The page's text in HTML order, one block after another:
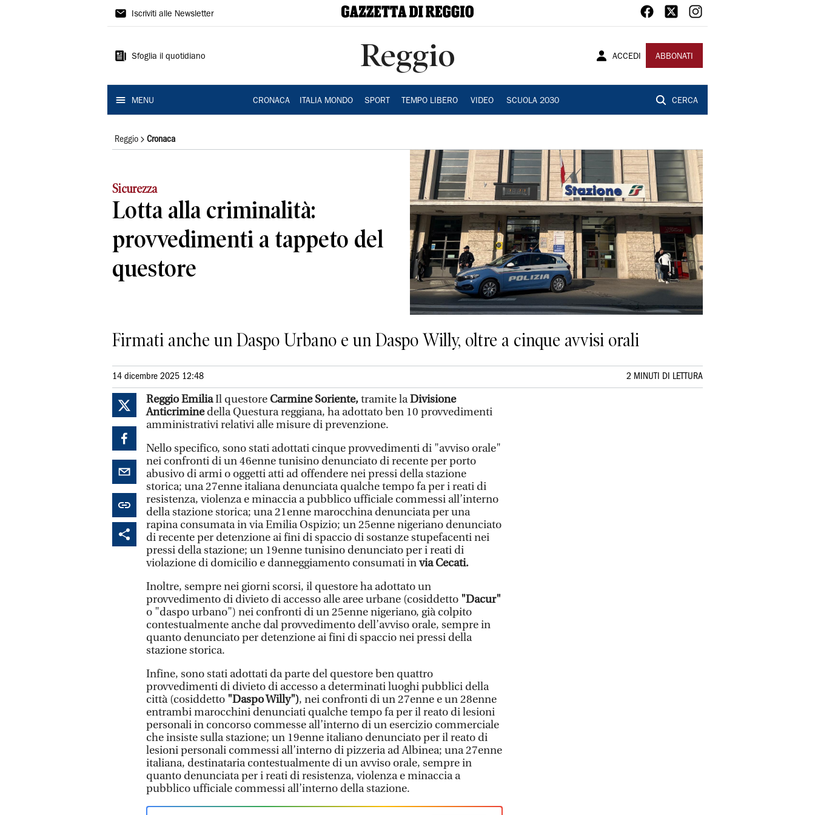
Gazzetta
Reggio
Iscriviti alle Newsletter
Sfoglia il quotidiano Reggio ACCEDI ABBONATI
MENU CRONACA ITALIA MONDO SPORT TEMPO LIBERO VIDEO SCUOLA 2030 CERCA
Reggio Cronaca
Sicurezza
Lotta alla criminalità:
provvedimenti a tappeto del
questore
Firmati anche un Daspo Urbano e un Daspo Willy, oltre a cinque avvisi orali
14 dicembre 2025 12:48 2 MINUTI DI LETTURA
Reggio EmiliaIl questore Carmine Soriente,tramite laDivisione
Anticriminedella Questura reggiana, ha adottato ben 10 provvedimenti
amministrativi relativi alle misure di prevenzione.
Nello specifico, sono stati adottati cinque provvedimenti di "avviso orale"
nei confronti di un 46enne tunisino denunciato di recente per porto
abusivo di armi o oggetti atti ad offendere nei pressi della stazione
storica; una 27enne italiana denunciata qualche tempo fa per i reati di
resistenza, violenza e minaccia a pubblico ufficiale commessi all’interno
della stazione storica; una 21enne marocchina denunciata per una
rapina consumata in via Emilia Ospizio; un 25enne nigeriano denunciato
di recente per detenzione ai fini di spaccio di sostanze stupefacenti nei
pressi della stazione; un 19enne tunisino denunciato per i reati di
violazione di domicilio e danneggiamento consumati invia Cecati.
Inoltre, sempre nei giorni scorsi, il questore ha adottato un
provvedimento di divieto di accesso alle aree urbane (cosiddetto "Dacur"
o "daspo urbano") nei confronti di un 25enne nigeriano, già colpito
contestualmente anche dal provvedimento dell’avviso orale, sempre in
quanto denunciato per detenzione ai fini di spaccio nei pressi della
stazione storica.
Infine, sono stati adottati da parte del questore ben quattro
provvedimenti di divieto di accesso a determinati luoghi pubblici della
città (cosiddetto "Daspo Willy"), nei confronti di un 27enne e un 28enne
entrambi marocchini denunciati qualche tempo fa per il reato di lesioni
personali in concorso commesse all’interno di un esercizio commerciale
che insiste sulla stazione; un 19enne italiano denunciato per il reato di
lesioni personali commessi all’interno di pizzeria ad Albinea; una 27enne
italiana, destinataria contestualmente di un avviso orale, sempre in
quanto denunciata per i reati di resistenza, violenza e minaccia a
pubblico ufficiale commessi all’interno della stazione.